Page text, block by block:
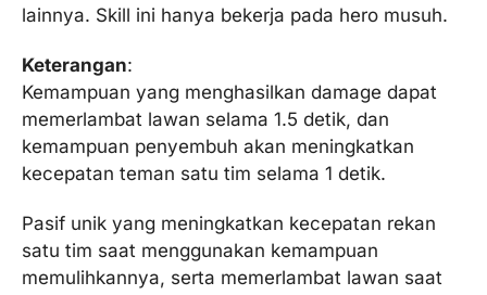
lainnya. Skill ini hanya bekerja pada hero musuh.
Keterangan:
Kemampuan yang menghasilkan damage dapat
memerlambat lawan selama 1.5 detik, dan
kemampuan penyembuh akan meningkatkan
kecepatan teman satu tim selama 1 detik.
Pasif unik yang meningkatkan kecepatan rekan
satu tim saat menggunakan kemampuan
memulihkannya, serta memerlambat lawan saat